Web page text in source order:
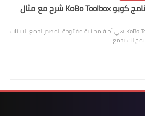
ما هو برنامج كوبو KoBo Toolbox شرح مع مثال
ما هو KoBo Toolbox ؟ KoBo Toolbox هي أداة مجانية مفتوحة المصدر لجمع البيانات
لك بجمع …